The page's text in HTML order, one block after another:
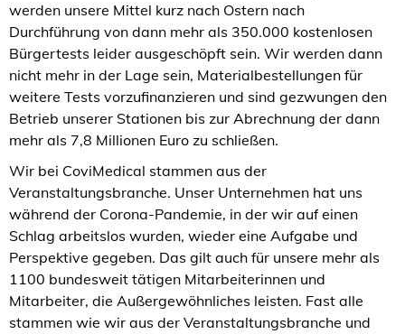
werden unsere Mittel kurz nach Ostern nach
Durchführung von dann mehr als 350.000 kostenlosen
Bürgertests leider ausgeschöpft sein. Wir werden dann
nicht mehr in der Lage sein, Materialbestellungen für
weitere Tests vorzufinanzieren und sind gezwungen den
Betrieb unserer Stationen bis zur Abrechnung der dann
mehr als 7,8 Millionen Euro zu schließen.
Wir bei CoviMedical stammen aus der
Veranstaltungsbranche. Unser Unternehmen hat uns
während der Corona-Pandemie, in der wir auf einen
Schlag arbeitslos wurden, wieder eine Aufgabe und
Perspektive gegeben. Das gilt auch für unsere mehr als
1100 bundesweit tätigen Mitarbeiterinnen und
Mitarbeiter, die Außergewöhnliches leisten. Fast alle
stammen wie wir aus der Veranstaltungsbranche und